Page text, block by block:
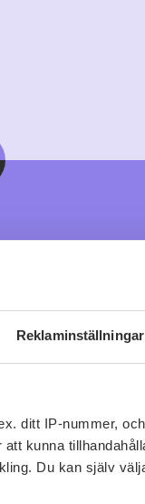
Reklaminställningar
ditt IP-nummer,
kunna
Du kan själv